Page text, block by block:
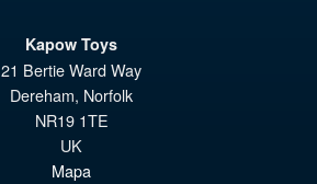
Kapow Toys
21 Bertie Ward Way
Dereham, Norfolk
NR19 1TE
UK
Mapa